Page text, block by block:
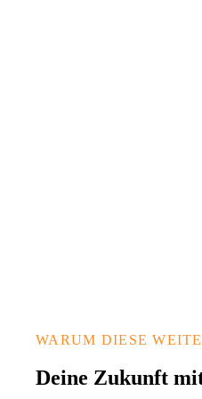
WARUM DIESE
Deine Zukunft